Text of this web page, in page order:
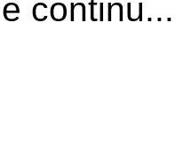
continu...